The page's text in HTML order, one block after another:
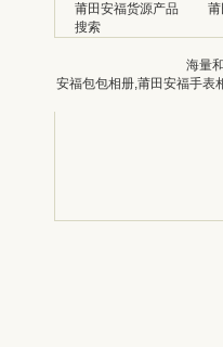
莆田安福货源产品
搜索
莆
海量
安福包包相册,莆田安福手表